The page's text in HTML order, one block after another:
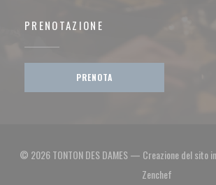
PRENOTAZIONE
PRENOTA
© 2026 TONTON DES DAMES — Creazione del sito
Zenchef((apre una